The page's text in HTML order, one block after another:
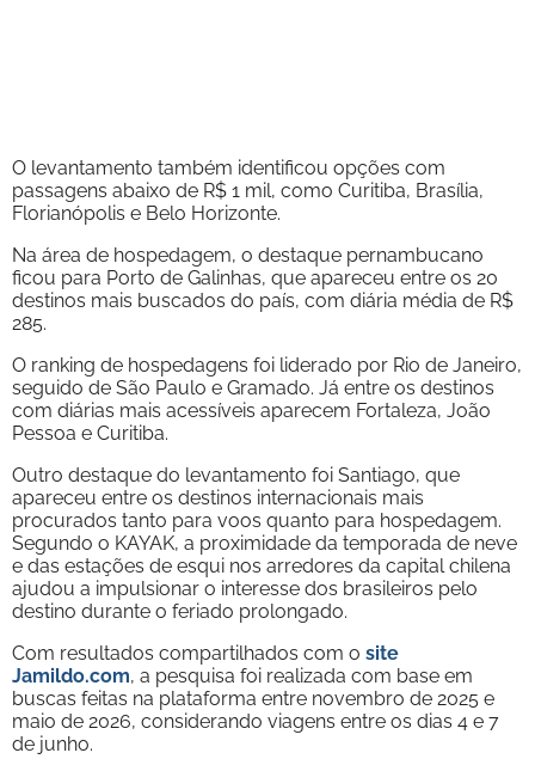
O levantamento também identificou opções com
passagens abaixo de R$ 1 mil, como Curitiba, Brasília,
Florianópolis e Belo Horizonte.
Na área de hospedagem, o destaque pernambucano
ficou para Porto de Galinhas, que apareceu entre os 20
destinos mais buscados do país, com diária média de R$
285.
O ranking de hospedagens foi liderado por Rio de Janeiro,
seguido de São Paulo e Gramado. Já entre os destinos
com diárias mais acessíveis aparecem Fortaleza, João
Pessoa e Curitiba.
Outro destaque do levantamento foi Santiago, que
apareceu entre os destinos internacionais mais
procurados tanto para voos quanto para hospedagem.
Segundo o KAYAK, a proximidade da temporada de neve
e das estações de esqui nos arredores da capital chilena
ajudou a impulsionar o interesse dos brasileiros pelo
destino durante o feriado prolongado.
Com resultados compartilhados com o site
Jamildo.com, a pesquisa foi realizada com base em
buscas feitas na plataforma entre novembro de 2025 e
maio de 2026, considerando viagens entre os dias 4 e 7
de junho.